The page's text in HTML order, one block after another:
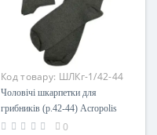
Код товару: ШЛКг-1/42-44
Чоловічі шкарпетки для
грибників (р.42-44) Acropolis
ШЛКг-1/42-44 0